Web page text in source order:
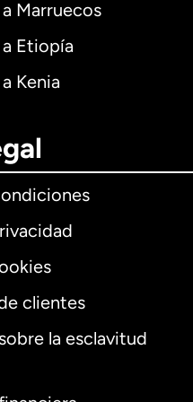
Marruecos
Etiopía
Kenia
clientes
la esclavitud
Internacional